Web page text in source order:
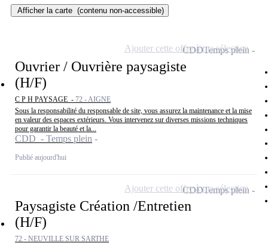
Afficher la carte (contenu non-accessible)
Ouvrier / Ouvrière paysagiste
(H/F)
C P H PAYSAGE - 72 - AIGNE
Sous la responsabilité du responsable de site, vous assurez la maintenance et la mise
en valeur des espaces extérieurs. Vous intervenez sur diverses missions techniques
pour garantir la beauté et la...
CDD - Temps plein
Publié aujourd'hui
CDDTemps plein
Ajouter cette offre à ma sélection
Paysagiste Création /Entretien
(H/F)
72 - NEUVILLE SUR SARTHE
CDDTemps plein
Ajouter cette offre à ma sélection